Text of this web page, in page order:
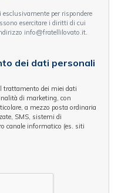
per rispondere
esercitare i diritti di cui
agli artt. 15 - 23 del GDPR scrivendo all'indirizzo info@fratellilovato.it.
dei dati personali
trattamento dei miei dati
di marketing, con
a mezzo posta ordinaria
SMS, sistemi di
canale informatico (es. siti